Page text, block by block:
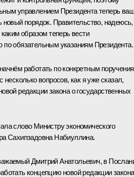
управлением Президента теперь
новый порядок. Правительство, надеюсь,
образом теперь вести
по обязательным указаниям Президента.
работать по конкретным
несколько вопросов, как я уже сказал,
редакции закона о государственных
слово Министру экономического
Сахипзадовна Набиуллина.
Дмитрий Анатольевич, в
концепцию новой редакции закона